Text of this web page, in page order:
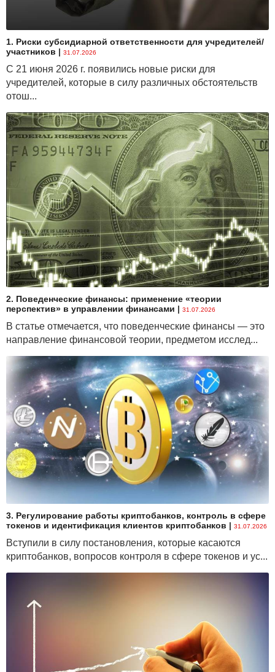
1. Риски субсидиарной ответственности для учредителей/
участников | 31.07.2026
С 21 июня 2026 г. появились новые риски для
учредителей, которые в силу различных обстоятельств
отош...
2. Поведенческие финансы: применение «теории
перспектив» в управлении финансами | 31.07.2026
В статье отмечается, что поведенческие финансы — это
направление финансовой теории, предметом исслед...
3. Регулирование работы криптобанков, контроль в сфере
токенов и идентификация клиентов криптобанков | 31.07.2026
Вступили в силу постановления, которые касаются
криптобанков, вопросов контроля в сфере токенов и ус...